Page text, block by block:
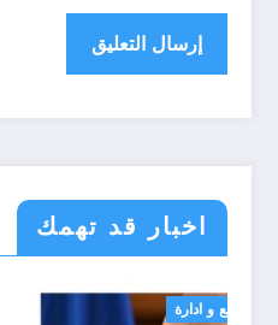
اخبار قد تهمك
الحدث قانون تشريع و ادارة